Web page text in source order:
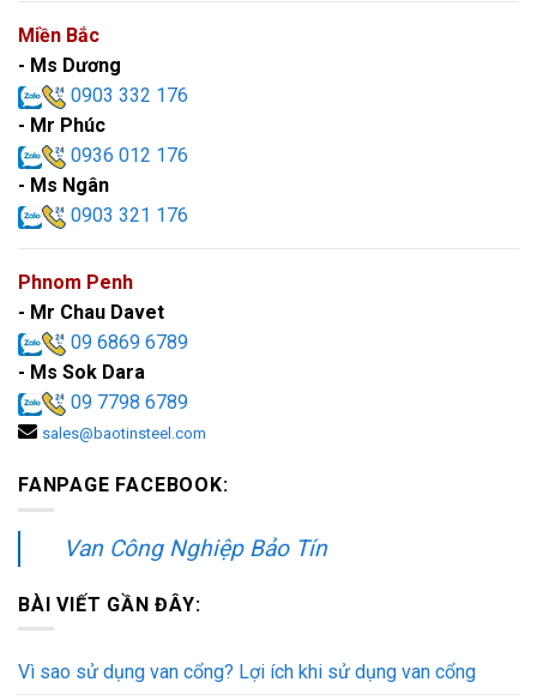
Miền Bắc
- Ms Dương
0903 332 176
- Mr Phúc
0936 012 176
- Ms Ngân
0903 321 176
Phnom Penh
- Mr Chau Davet
09 6869 6789
- Ms Sok Dara
09 7798 6789
sales@baotinsteel.com
FANPAGE FACEBOOK:
Van Công Nghiệp Bảo Tín
BÀI VIẾT GẦN ĐÂY:
Vì sao sử dụng van cổng? Lợi ích khi sử dụng van cổng